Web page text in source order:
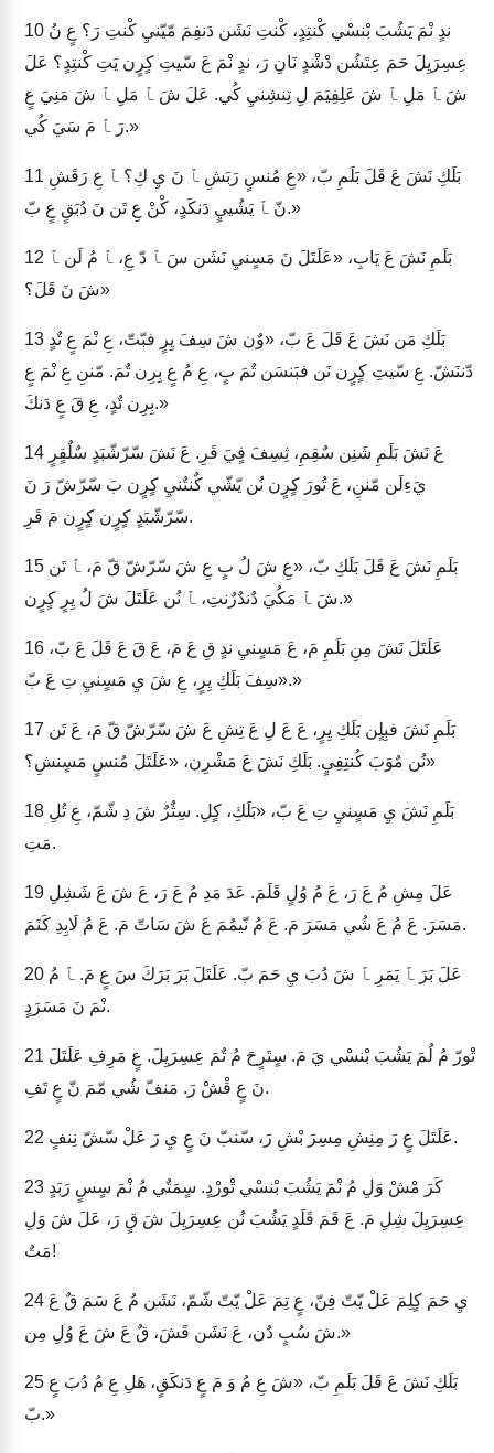
10
عِسِرَيِلَ حَمَ عِتَشُن دْشْدٍ نَانِ رَ، ندٍ نْمَ عَ سّيتِ كٍرٍن يَتِ كْنتِدٍ؟ عَلَ
شَ ﭑ مَلِ ﭑ شَ عَلِفِيَمَ لِ تِنشِنيِ كُي. عَلَ شَ ﭑ مَلِ ﭑ شَ مَنِيَ عٍ
رَ ﭑ مَ سَيَ كُي.»
11
نّ ﭑ يَشُييٍ دَنكَدٍ، كْنْ عِ تَن نَ دُبَقٍ عٍ بّ.»
12
شَ نَ قَلَ؟»
13
دّننَشّ. عِ سّيتِ كٍرٍن نَن فبَنسَن تٌمَ بٍ، عِ مُ عٍ بِرِن تٌمَ. مّننِ عِ نْمَ عٍ
بِرِن تٌدٍ، عِ قَ عٍ دَنكَ.»
14
يَءِلَن مّننِ، عَ تُورَ كٍرٍن نُن يّشّي كٌنتٌنيِ كٍرٍن بَ سّرّشّ رَ نَ
سّرّشّبَدٍ كٍرٍن كٍرٍن مَ قَرِ.
15
شَ ﭑ مَكُيَ دٌندٌرٌنتِ، ﭑ نُن عَلَتَلَ شَ لُ يِرٍ كٍرٍن.»
16
«سِفَ بَلَكِ يِرٍ، عِ شَ يِ مَسٍنيِ تِ عَ بّ.»
17
نُن مٌوَبَ كُنتِفِيٍ. بَلَكِ نَشَ عَ مَشْرِن، «عَلَتَلَ مُنسٍ مَسٍنشِ؟»
18
مَتِ.
19
مَسَرَ. عَ مُ عَ شُي مَسَرَ مَ. عَ مُ نّيمُمَ عَ شَ سَاتّ مَ. عَ مُ لَايِدِ كَنَمَ.
20
نْمَ نَ مَسَرَدٍ.
21
نَ عٍ قْشْ رَ. مَنفّ شُي مّمَ نّ عٍ تَفِ.
22 عَلَتَلَ عٍ رَ مِنِشِ مِسِرَ بْشِ رَ، سّنبّ نَ عٍ يِ رَ عَلْ سّشّ نِنفٍ.
23
عِسِرَيِلَ شِلِ مَ. عَ قَمَ قَلَدٍ يَشُبَ نُن عِسِرَيِلَ شَ قٍ رَ، عَلَ شَ وَلِ
مَتٌ!
24
شَ سُبٍ دٌن، عَ نَشَن قَشَ، قٌ عَ شَ عَ وُلِ مِن.»
25
بّ.»